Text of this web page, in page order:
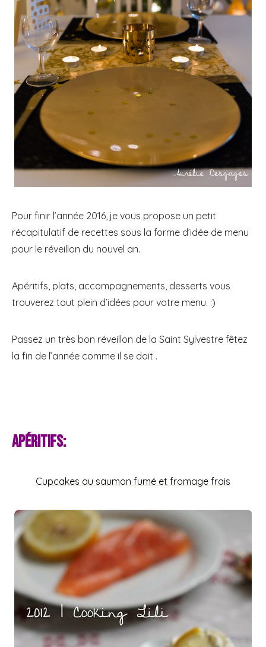
Pour finir l’année 2016, je vous propose un petit
récapitulatif de recettes sous la forme d’idée de menu
pour le réveillon du nouvel an.
Apéritifs, plats, accompagnements, desserts vous
trouverez tout plein d’idées pour votre menu. :)
Passez un très bon réveillon de la Saint Sylvestre fêtez
la fin de l’année comme il se doit .
Apéritifs:
Cupcakes au saumon fumé et fromage frais